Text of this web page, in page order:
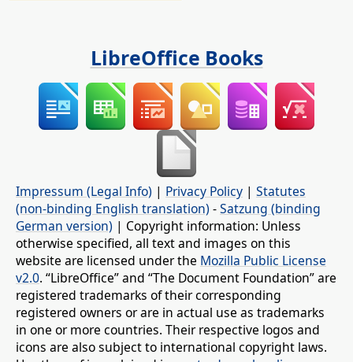
LibreOffice Books
Impressum (Legal Info) | Privacy Policy | Statutes
(non-binding English translation) -Satzung (binding
German version) | Copyright information: Unless
otherwise specified, all text and images on this
website are licensed under the Mozilla Public License
v2.0. “LibreOffice” and “The Document Foundation” are
registered trademarks of their corresponding
registered owners or are in actual use as trademarks
in one or more countries. Their respective logos and
icons are also subject to international copyright laws.